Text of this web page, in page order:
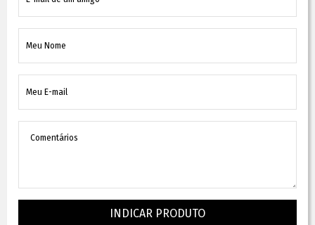
INDICAR PRODUTO